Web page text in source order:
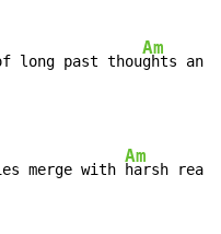
long past thou
Am
ghts and
merge with
Am
harsh